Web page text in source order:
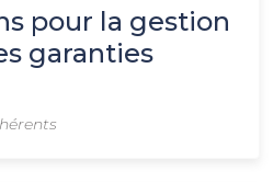
pour la gestion
garanties